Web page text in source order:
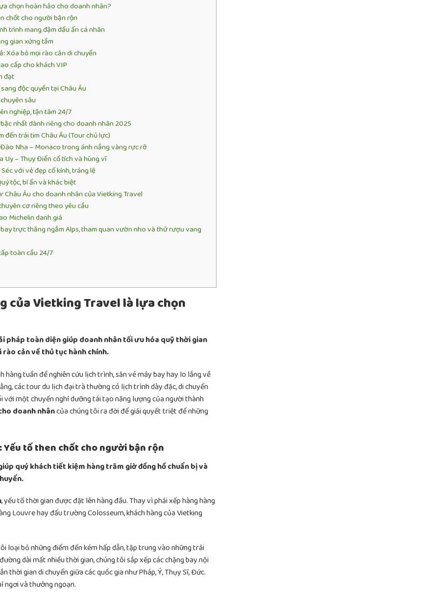
chọn hoàn hảo cho doanh nhân?
chốt cho người bận rộn
trình mang đậm dấu ấn cá nhân
gian xứng tầm
Xóa bỏ mọi rào cản di chuyển
cấp cho khách VIP
đạt
độc quyền tại Châu Âu
sâu
nghiệp, tận tâm 24/7
nhất dành riêng cho doanh nhân 2025
đến trái tim Châu Âu (Tour chủ lực)
Nha – Monaco trong ánh nắng vàng rực rỡ
Uy – Thụy Điển cổ tích và hùng vĩ
với vẻ đẹp cổ kính, tráng lệ
tộc, bí ẩn và khác biệt
Âu cho doanh nhân của Vietking Travel
cơ riêng theo yêu cầu
Michelin danh giá
trực thăng ngắm Alps, tham quan vườn nho và thử rượu vang
toàn cầu 24/7
của Vietking Travel là lựa chọn
pháp toàn diện giúp doanh nhân tối ưu hóa quỹ thời gian
cản về thủ tục hành chính.
hàng tuần để nghiên cứu lịch trình, săn vé máy bay hay lo lắng về
các tour du lịch đại trà thường có lịch trình dày đặc, di chuyển
một chuyến nghỉ dưỡng tái tạo năng lượng của người thành
doanh nhâncủa chúng tôi ra đời để giải quyết triệt để những
tố then chốt cho người bận rộn
quý khách tiết kiệm hàng trăm giờ đồng hồ chuẩn bị và
, yếu tố thời gian được đặt lên hàng đầu. Thay vì phải xếp hàng hàng
Louvre hay đấu trường Colosseum, khách hàng của Vietking
bỏ những điểm đến kém hấp dẫn, tập trung vào những trải
dài mất nhiều thời gian, chúng tôi sắp xếp các chặng bay nội
gian di chuyển giữa các quốc gia như Pháp, Ý, Thụy Sĩ, Đức.
ngơi và thưởng ngoạn.